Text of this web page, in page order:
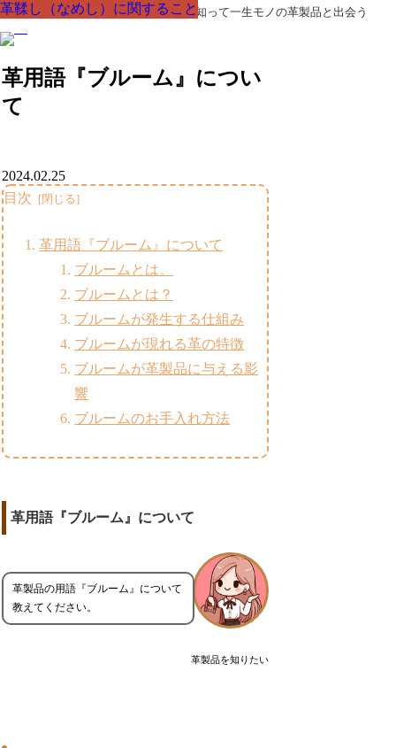
革製品の部品の呼び名・素材・技術を知って一生モノの革製品と出会う
革用語『ブルーム』につい
て
革鞣し（なめし）に関すること
2024.02.25
目次
革用語『ブルーム』について
ブルームとは。
ブルームとは？
ブルームが発生する仕組み
ブルームが現れる革の特徴
ブルームが革製品に与える影
響
ブルームのお手入れ方法
革用語『ブルーム』について
革製品を知りたい
革製品の用語『ブルーム』について
教えてください。
革鞣し（なめし）に関すること
革鞣し（なめし）に関すること
革鞣し（なめし）に関すること
革鞣し（なめし）に関すること
革鞣し（なめし）に関すること
革鞣し（なめし）に関すること